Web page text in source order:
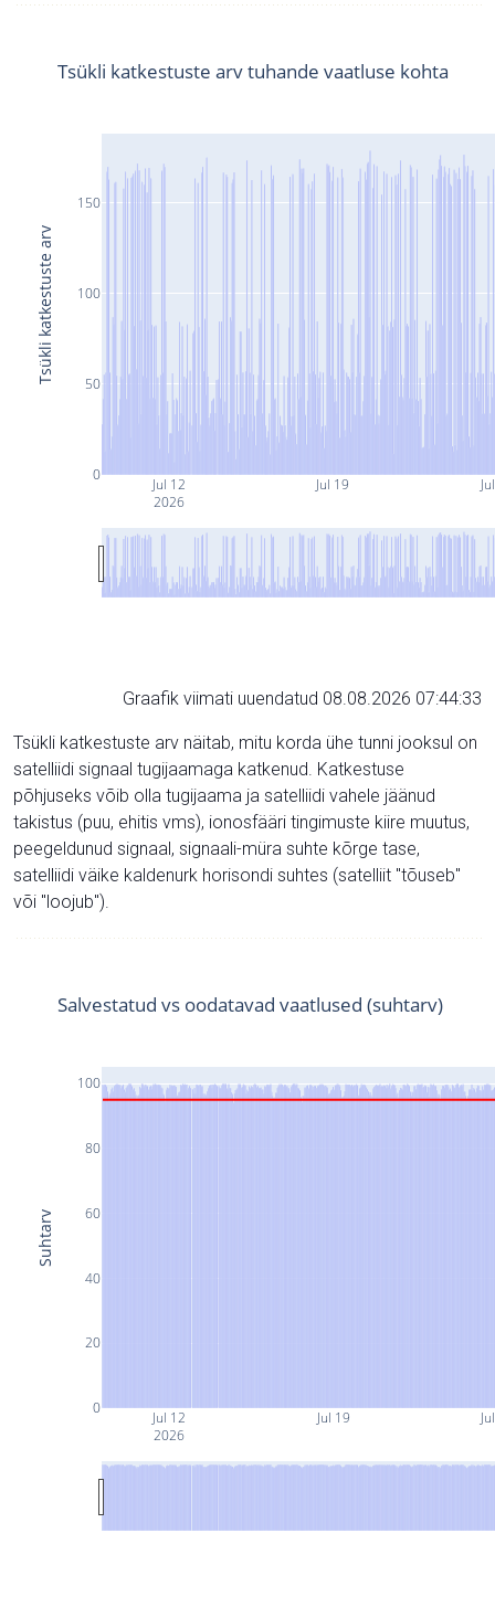
Jul 12
2026
Jul 19
0
50
100
150
Tsükli katkestuste arv tuhande vaatluse kohta
Tsükli katkestuste arv
Graafik viimati uuendatud 08.08.2026 07:44:33
Tsükli katkestuste arv näitab, mitu korda ühe tunni jooksul on
satelliidi signaal tugijaamaga katkenud. Katkestuse
põhjuseks võib olla tugijaama ja satelliidi vahele jäänud
takistus (puu, ehitis vms), ionosfääri tingimuste kiire muutus,
peegeldunud signaal, signaali-müra suhte kõrge tase,
satelliidi väike kaldenurk horisondi suhtes (satelliit "tõuseb"
või "loojub").
Jul 12
2026
Jul 19
0
20
40
60
80
100
Salvestatud vs oodatavad vaatlused (suhtarv)
Suhtarv